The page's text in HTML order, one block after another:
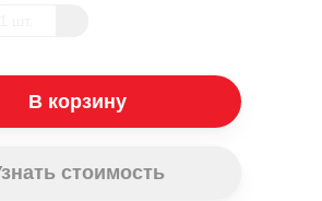
В корзину
стоимость